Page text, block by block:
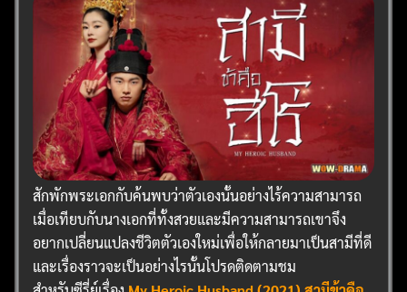
สักพักพระเอกกับค้นพบว่าตัวเองนั้นอย่างไร้ความสามารถ
เมื่อเทียบกับนางเอกที่ทั้งสวยและมีความสามารถเขาจึง
อยากเปลี่ยนแปลงชีวิตตัวเองใหม่เพื่อให้กลายมาเป็นสามีที่ดี
และเรื่องราวจะเป็นอย่างไรนั้นโปรดติดตามชม